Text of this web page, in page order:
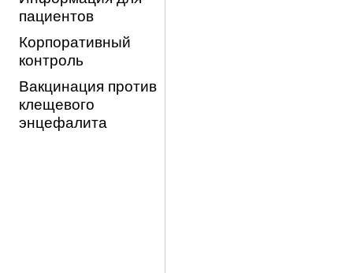
пациентов
Корпоративный
контроль
Вакцинация против
клещевого
энцефалита